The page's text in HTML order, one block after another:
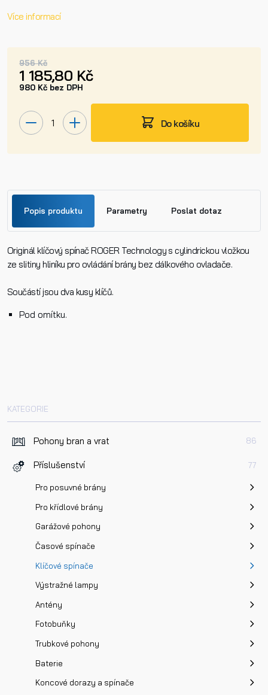
KATEGORIE
Pohony bran a vrat 86
Příslušenství 77
Pro posuvné brány
Pro křídlové brány
Garážové pohony
Časové spínače
Klíčové spínače
Výstražné lampy
Antény
Fotobuňky
Trubkové pohony
Baterie
Koncové dorazy a spínače
Více informací
956 Kč
1 185,80 Kč
980 Kč bez DPH
Do košíku
Popis produktu Parametry Poslat dotaz
Originál klíčový spínač ROGER Technology s cylindrickou vložkou
ze slitiny hliníku pro ovládání brány bez dálkového ovladače.
Součástí jsou dva kusy klíčů.
Pod omítku.
Jméno
Příjmení
Dotaz k produktu
Přečetl/a jsem si a jsem srozuměn/a se
Zásadami
zpracováním osobních údajů.
Odeslat